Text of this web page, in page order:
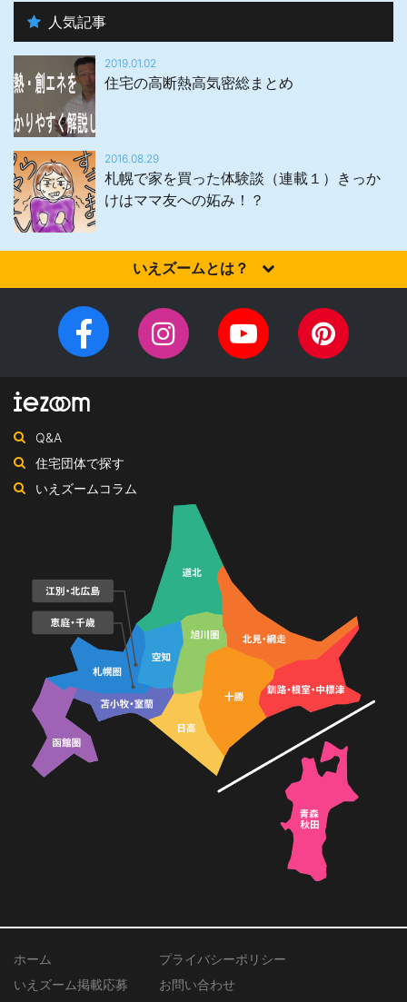
人気記事
2019.01.02
住宅の高断熱高気密総まとめ
2016.08.29
札幌で家を買った体験談（連載１）きっか
けはママ友への妬み！？
いえズームとは？
住宅会社を選びませんか？iezoom（いえズーム）は（株）北海道
住宅新聞社が、日頃の住宅業界への取材を元に、優れたハウスメ
ーカー・工務店を紹介するサイトです。
Facebook
ー
ジ
InstagramYouTube
チ
Q&A
住宅団体で探す
いえズームコラム
ホーム
プライバシーポリシー
いえズーム掲載応募
お問い合わせ